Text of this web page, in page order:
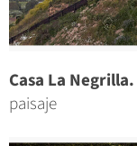
Casa La Negrilla.
paisaje